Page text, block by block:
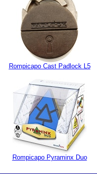
Rompicapo Cast Padlock L5
Rompicapo Pyraminx Duo